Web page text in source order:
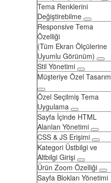
Tema Renklerini
Değiştirebilme
Responsive Tema
Özelliği
(Tüm Ekran Ölçülerine
Uyumlu Görünüm)
Stil Yönetimi
Müşteriye Özel Tasarım
Özel Seçilmiş Tema
Uygulama
Sayfa İçinde HTML
Alanları Yönetimi
CSS & JS Erişimi
Kategori Üstbilgi ve
Altbilgi Girişi
Ürün Zoom Özelliği
Sayfa Blokları Yönetimi